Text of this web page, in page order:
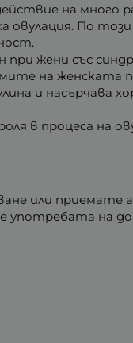
на много
овулация. По
жени със
на женската
и насърчава
в процеса на
или приемате
употребата на